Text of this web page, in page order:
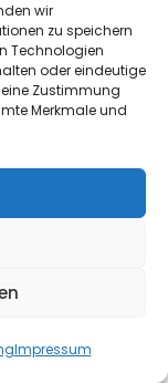
wir
zu speichern
Technologien
oder eindeutige
Zustimmung
Merkmale und
Impressum
Sie an
eine SSL-
Sie
“
Symbol in